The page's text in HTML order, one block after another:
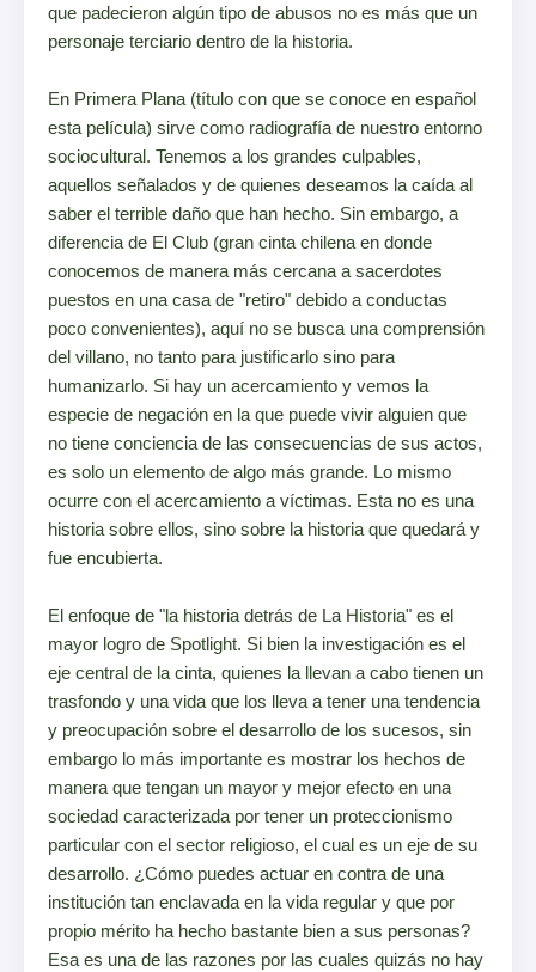
que padecieron algún tipo de abusos no es más que un
personaje terciario dentro de la historia.
En Primera Plana (título con que se conoce en español
esta película) sirve como radiografía de nuestro entorno
sociocultural. Tenemos a los grandes culpables,
aquellos señalados y de quienes deseamos la caída al
saber el terrible daño que han hecho. Sin embargo, a
diferencia de El Club (gran cinta chilena en donde
conocemos de manera más cercana a sacerdotes
puestos en una casa de "retiro" debido a conductas
poco convenientes), aquí no se busca una comprensión
del villano, no tanto para justificarlo sino para
humanizarlo. Si hay un acercamiento y vemos la
especie de negación en la que puede vivir alguien que
no tiene conciencia de las consecuencias de sus actos,
es solo un elemento de algo más grande. Lo mismo
ocurre con el acercamiento a víctimas. Esta no es una
historia sobre ellos, sino sobre la historia que quedará y
fue encubierta.
El enfoque de "la historia detrás de La Historia" es el
mayor logro de Spotlight. Si bien la investigación es el
eje central de la cinta, quienes la llevan a cabo tienen un
trasfondo y una vida que los lleva a tener una tendencia
y preocupación sobre el desarrollo de los sucesos, sin
embargo lo más importante es mostrar los hechos de
manera que tengan un mayor y mejor efecto en una
sociedad caracterizada por tener un proteccionismo
particular con el sector religioso, el cual es un eje de su
desarrollo. ¿Cómo puedes actuar en contra de una
institución tan enclavada en la vida regular y que por
propio mérito ha hecho bastante bien a sus personas?
Esa es una de las razones por las cuales quizás no hay